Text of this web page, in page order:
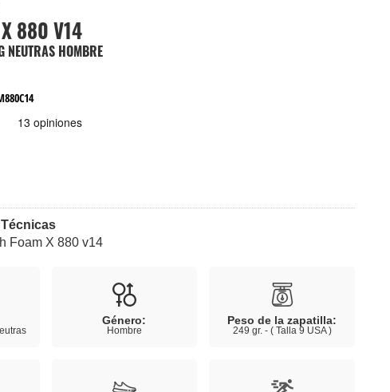
880 V14
NEUTRAS HOMBRE
Foam X 880 v14
Género:
Hombre
Peso de la zapatilla:
249 gr. - ( Talla 9 USA )